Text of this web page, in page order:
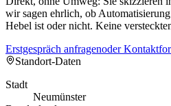
wir sagen ehrlich, ob
Hebel ist oder nicht. Keine
Erstgespräch anfragenoder
Standort-Daten
Stadt
Neumünster